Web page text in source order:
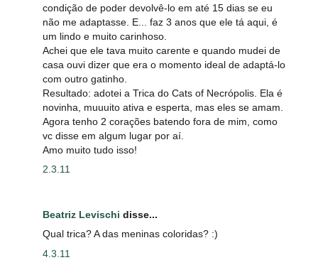
condição de poder devolvê-lo em até 15 dias se eu
não me adaptasse. E... faz 3 anos que ele tá aqui, é
um lindo e muito carinhoso.
Achei que ele tava muito carente e quando mudei de
casa ouvi dizer que era o momento ideal de adaptá-lo
com outro gatinho.
Resultado: adotei a Trica do Cats of Necrópolis. Ela é
novinha, muuuito ativa e esperta, mas eles se amam.
Agora tenho 2 corações batendo fora de mim, como
vc disse em algum lugar por aí.
Amo muito tudo isso!
2.3.11
Beatriz Levischi disse...
Qual trica? A das meninas coloridas? :)
4.3.11